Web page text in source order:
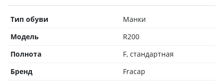
Тип обуви
Манки
Модель
R200
Полнота
F, стандартная
Бренд
Fracap